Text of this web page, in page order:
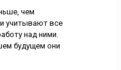
чем
учитывают все
над ними.
будущем они